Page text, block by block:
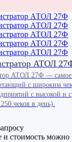
АТОЛ
АТОЛ 27Ф — самое
с широким
с высокой и
чеков в день).
и стоимость можно